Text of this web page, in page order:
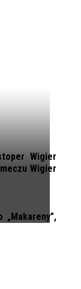
Wigier
Wigier